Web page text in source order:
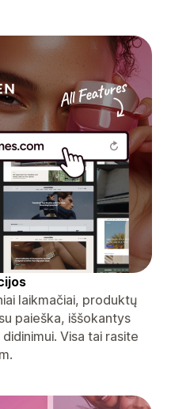
laikmačiai, produktų
paieška, iššokantys
Visa tai rasite